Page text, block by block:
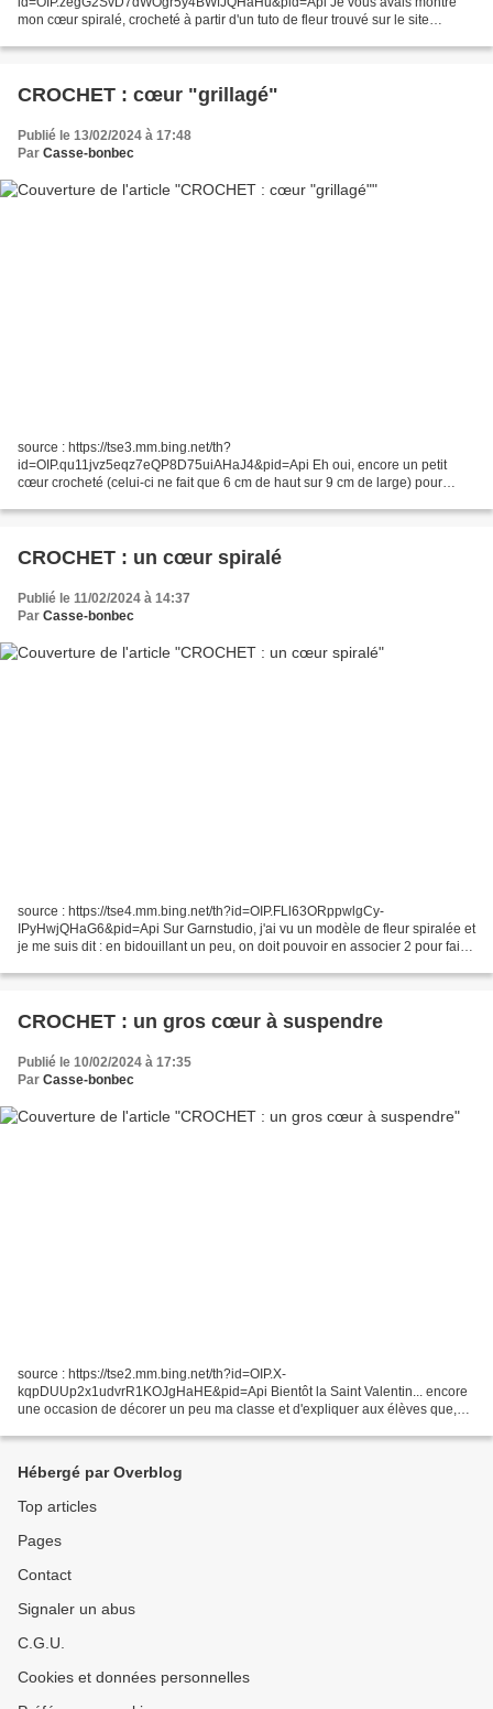
mon cœur spiralé, crocheté à partir d'un tuto de fleur trouvé sur le site
CROCHET : cœur "grillagé"
Publié le 13/02/2024 à 17:48
Par Casse-bonbec
source : https://tse3.mm.bing.net/th?
id=OIP.qu11jvz5eqz7eQP8D75uiAHaJ4&pid=Api Eh oui, encore un petit
cœur crocheté (celui-ci ne fait que 6 cm de haut sur 9 cm de large) pour
Cœur...
CROCHET : un cœur spiralé
Publié le 11/02/2024 à 14:37
Par Casse-bonbec
source : https://tse4.mm.bing.net/th?id=OIP.FLl63ORppwlgCy-
IPyHwjQHaG6&pid=Api Sur Garnstudio, j'ai vu un modèle de fleur spiralée et
je me suis dit : en bidouillant un peu, on doit pouvoir en associer 2 pour faire
CROCHET : un gros cœur à suspendre
Publié le 10/02/2024 à 17:35
Par Casse-bonbec
source : https://tse2.mm.bing.net/th?id=OIP.X-
kqpDUUp2x1udvrR1KOJgHaHE&pid=Api Bientôt la Saint Valentin... encore
une occasion de décorer un peu ma classe et d'expliquer aux élèves que,
Hébergé par Overblog
Top articles
Pages
Contact
Signaler un abus
C.G.U.
Cookies et données personnelles